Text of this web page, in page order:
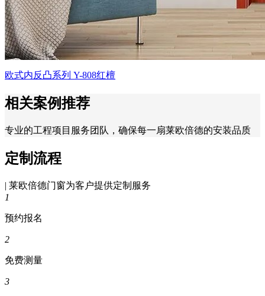
欧式内反凸系列 Y-808红檀
相关案例推荐
专业的工程项目服务团队，确保每一扇莱欧倍德的安装品质
定制流程
| 莱欧倍德门窗为客户提供定制服务
1
预约报名
2
免费测量
3